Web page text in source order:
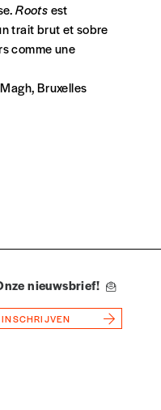
Rootsest
trait brut et sobre
comme une
Bruxelles
nieuwsbrief!
INSCHRIJVEN